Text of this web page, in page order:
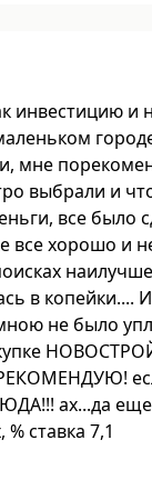
инвестицию и
мне
выбрали и
все было
все хорошо и
в копейки....
не было
ах...да
ставка 7,1